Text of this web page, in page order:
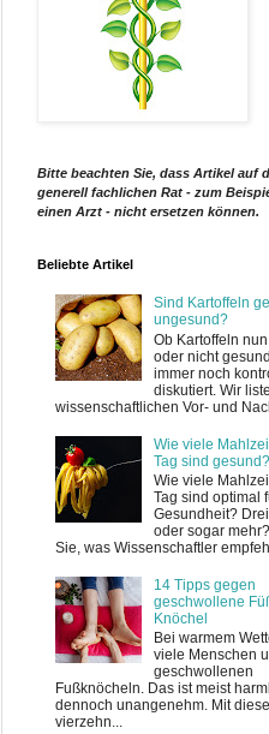
Bitte beachten Sie, dass Artikel auf
generell fachlichen Rat - zum
einen Arzt - nicht ersetzen können.
Beliebte Artikel
Sind Kartoffeln
ungesund?
Ob Kartoffeln
oder nicht
immer noch
diskutiert. Wir
wissenschaftlichen Vor- und
Wie viele
Tag sind gesund?
Wie viele
Tag sind optimal
Gesundheit?
oder sogar
Sie, was Wissenschaftler
14 Tipps gegen
geschwollene
Knöchel
Bei warmem
viele Menschen
geschwollenen
Fußknöcheln. Das ist meist
dennoch unangenehm. Mit
vierzehn...